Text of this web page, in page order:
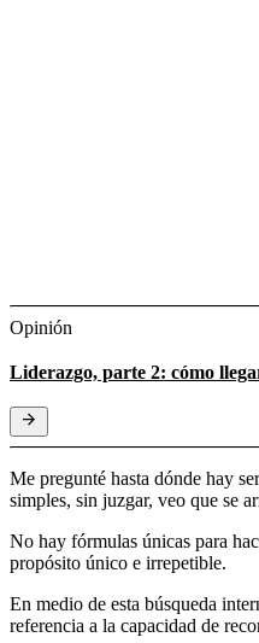
Opinión
Liderazgo, parte 2: cómo
Me pregunté hasta dónde hay
simples, sin juzgar, veo que se
No hay fórmulas únicas para
propósito único e irrepetible.
En medio de esta búsqueda
referencia a la capacidad de